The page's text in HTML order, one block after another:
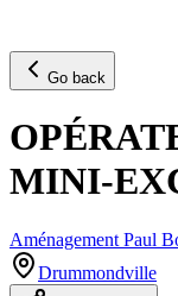
Go back
MINI-
Aménagement Paul
Drummondville